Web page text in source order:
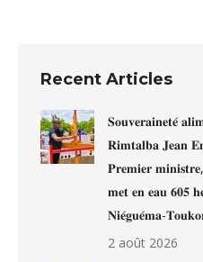
Recent Articles
𝐒𝐨𝐮𝐯𝐞𝐫𝐚𝐢𝐧𝐞𝐭𝐞́
𝐑𝐢𝐦𝐭𝐚𝐥𝐛𝐚 𝐉𝐞𝐚𝐧
𝐏𝐫𝐞𝐦𝐢𝐞𝐫
𝐦𝐞𝐭 𝐞𝐧 𝐞𝐚𝐮 𝟔𝟎𝟓
𝐍𝐢𝐞́𝐠𝐮𝐞́𝐦𝐚-
2 août 2026